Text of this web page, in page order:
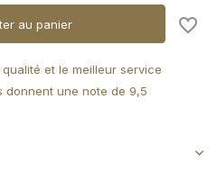
au panier
et le meilleur service
donnent une note de 9,5